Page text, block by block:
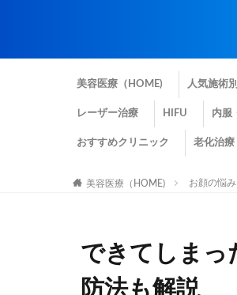
美容医療（HOME) 人気施術
レーザー治療 HIFU 内服
おすすめクリニック 老化治療
美容医療（HOME) お顔の悩み
できてしまっ
防法も解説